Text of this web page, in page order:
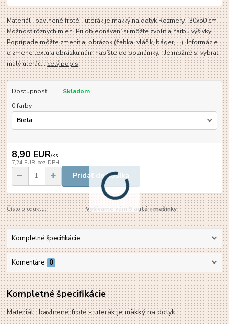
Materiál : bavlnené froté - uterák je mäkký na dotyk Rozmery : 30x50 cm
Možnosť rôznych mien. Pri objednávaní si môžte zvoliť aj farbu výšivky.
Poprípade môžte zmeniť aj obrázok (žabka, vláčik, báger,....). Informácie
o zmene textu a obrázku nám napíšte do poznámky. Je možné si vybrať:
malý uteráč...celý popis
Dostupnosť
Skladom
0 farby
8,90 EUR/ks
7,24 EUR bez DPH
Pridať do košíka
Číslo produktu: Vyšívame vám 9 autá +mašinky
Kompletné špecifikácie
Komentáre 0
Kompletné špecifikácie
Materiál : bavlnené froté - uterák je mäkký na dotyk